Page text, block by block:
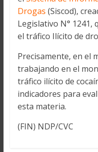
Drogas (Siscod),
Legislativo N° 1241,
el tráfico Ilícito de
Precisamente, en el
trabajando en el
tráfico ilícito de
indicadores para
esta materia.
(FIN) NDP/CVC